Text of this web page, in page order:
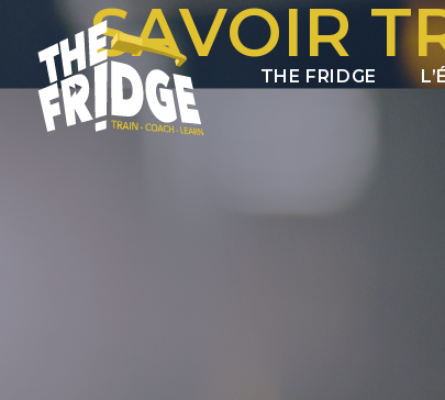
THE FRIDGE
SAVOIR